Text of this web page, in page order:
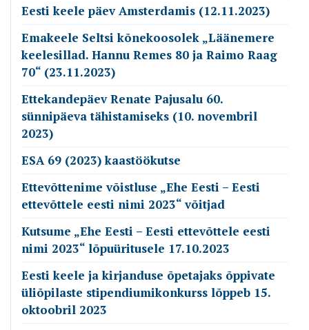
Eesti keele päev Amsterdamis (12.11.2023)
Emakeele Seltsi kõnekoosolek „Läänemere
keelesillad. Hannu Remes 80 ja Raimo Raag
70“ (23.11.2023)
Ettekandepäev Renate Pajusalu 60.
sünnipäeva tähistamiseks (10. novembril
2023)
ESA 69 (2023) kaastöökutse
Ettevõttenime võistluse „Ehe Eesti – Eesti
ettevõttele eesti nimi 2023“ võitjad
Kutsume „Ehe Eesti – Eesti ettevõttele eesti
nimi 2023“ lõpuüritusele 17.10.2023
Eesti keele ja kirjanduse õpetajaks õppivate
üliõpilaste stipendiumikonkurss lõppeb 15.
oktoobril 2023